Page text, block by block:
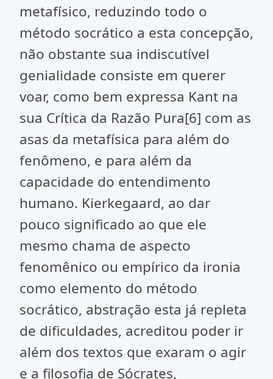
metafísico, reduzindo todo o
método socrático a esta concepção,
não obstante sua indiscutível
genialidade consiste em querer
voar, como bem expressa Kant na
sua Crítica da Razão Pura[6] com as
asas da metafísica para além do
fenômeno, e para além da
capacidade do entendimento
humano. Kierkegaard, ao dar
pouco significado ao que ele
mesmo chama de aspecto
fenomênico ou empírico da ironia
como elemento do método
socrático, abstração esta já repleta
de dificuldades, acreditou poder ir
além dos textos que exaram o agir
e a filosofia de Sócrates,